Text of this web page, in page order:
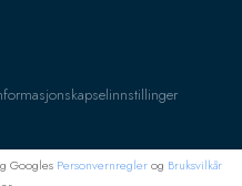
Googles Personvernreglerog Bruksvilkår